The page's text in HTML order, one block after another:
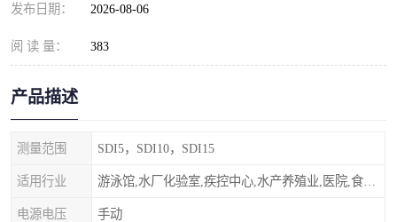
发布日期： 2026-08-06
阅 读 量： 383
产品描述
测量范围 SDI5，SDI10，SDI15
适用行业
电源电压 手动